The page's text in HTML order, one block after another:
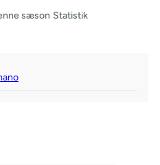
sæson Statistik